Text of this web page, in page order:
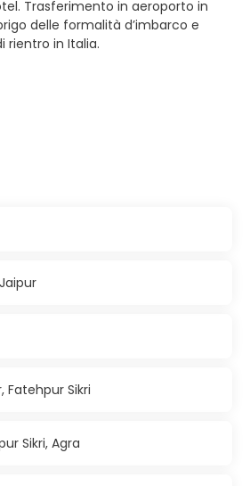
Trasferimento in aeroporto in
delle formalità d’imbarco e
rientro in Italia.
Fatehpur Sikri
Sikri, Agra